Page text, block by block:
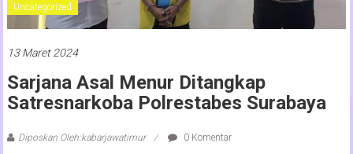
Uncategorized
13 Maret 2024
Sarjana Asal Menur Ditangkap
Satresnarkoba Polrestabes Surabaya
Diposkan Oleh:kabarjawatimur 0 Komentar